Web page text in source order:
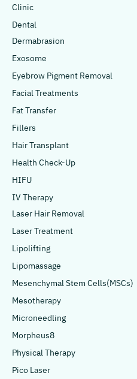
Clinic
Dental
Dermabrasion
Exosome
Eyebrow Pigment Removal
Facial Treatments
Fat Transfer
Fillers
Hair Transplant
Health Check-Up
HIFU
IV Therapy
Laser Hair Removal
Laser Treatment
Lipolifting
Lipomassage
Mesenchymal Stem Cells(MSCs)
Mesotherapy
Microneedling
Morpheus8
Physical Therapy
Pico Laser